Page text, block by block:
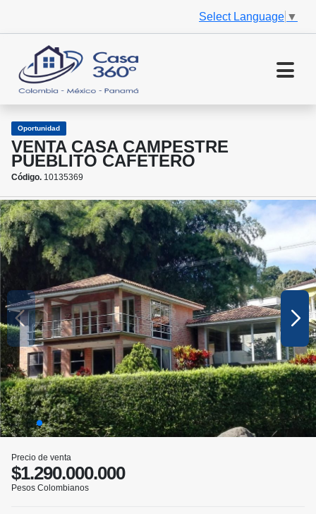
Select Language ▼
Oportunidad
VENTA CASA CAMPESTRE
PUEBLITO CAFETERO
Código. 10135369
Precio de venta
$1.290.000.000
Pesos Colombianos